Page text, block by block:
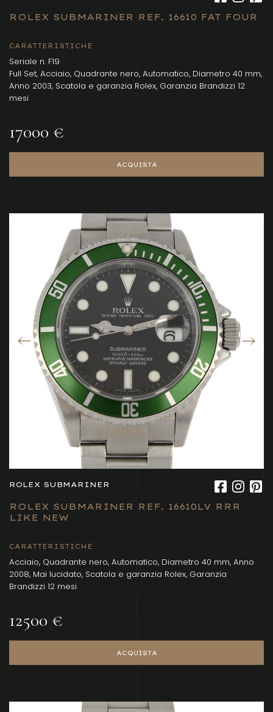
ROLEX SUBMARINER REF. 16610 FAT FOUR
CARATTERISTICHE
Seriale n. F19
Full Set, Acciaio, Quadrante nero, Automatico, Diametro 40 mm,
Anno 2003, Scatola e garanzia Rolex, Garanzia Brandizzi 12
mesi
17000 €
ACQUISTA
ROLEX SUBMARINER
ROLEX SUBMARINER REF. 16610LV RRR
LIKE NEW
CARATTERISTICHE
Acciaio, Quadrante nero, Automatico, Diametro 40 mm, Anno
2008, Mai lucidato, Scatola e garanzia Rolex, Garanzia
Brandizzi 12 mesi
12500 €
ACQUISTA